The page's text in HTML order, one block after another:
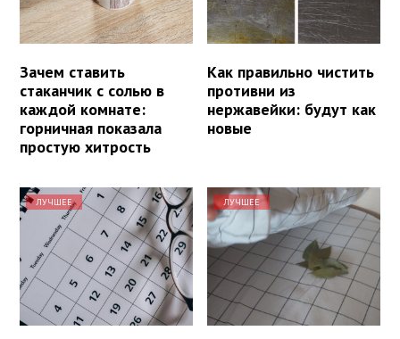
Зачем ставить
стаканчик с солью в
каждой комнате:
горничная показала
простую хитрость
Как правильно чистить
противни из
нержавейки: будут как
новые
ЛУЧШЕЕ ЛУЧШЕЕ